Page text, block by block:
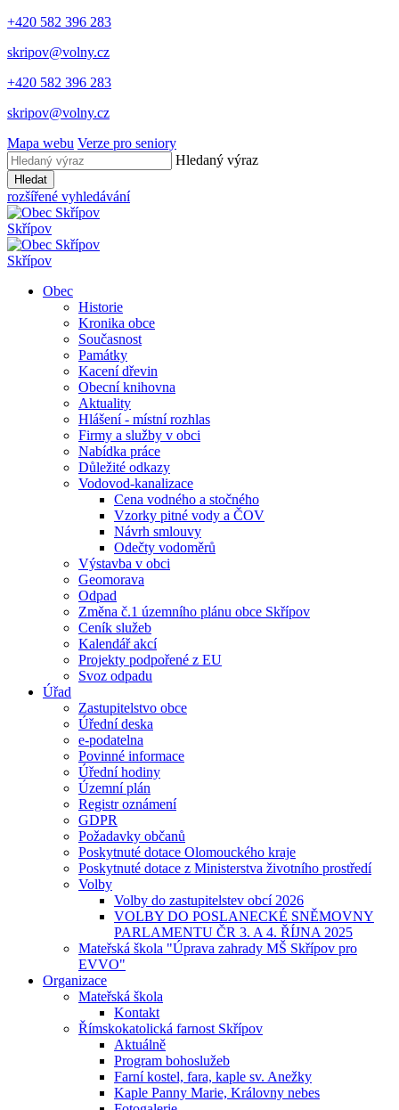
+420 582 396 283
skripov@volny.cz
+420 582 396 283
skripov@volny.cz
Mapa webu Verze pro seniory
Hledaný výraz
Hledat
rozšířené vyhledávání
Skřípov
Skřípov
Obec
Historie
Kronika obce
Současnost
Památky
Kacení dřevin
Obecní knihovna
Aktuality
Hlášení - místní rozhlas
Firmy a služby v obci
Nabídka práce
Důležité odkazy
Vodovod-kanalizace
Cena vodného a stočného
Vzorky pitné vody a ČOV
Návrh smlouvy
Odečty vodoměrů
Výstavba v obci
Geomorava
Odpad
Změna č.1 územního plánu obce Skřípov
Ceník služeb
Kalendář akcí
Projekty podpořené z EU
Svoz odpadu
Úřad
Zastupitelstvo obce
Úřední deska
e-podatelna
Povinné informace
Úřední hodiny
Územní plán
Registr oznámení
GDPR
Požadavky občanů
Poskytnuté dotace Olomouckého kraje
Poskytnuté dotace z Ministerstva životního prostředí
Volby
Volby do zastupitelstev obcí 2026
VOLBY DO POSLANECKÉ SNĚMOVNY
PARLAMENTU ČR 3. A 4. ŘÍJNA 2025
Mateřská škola "Úprava zahrady MŠ Skřípov pro
EVVO"
Organizace
Mateřská škola
Kontakt
Římskokatolická farnost Skřípov
Aktuálně
Program bohoslužeb
Farní kostel, fara, kaple sv. Anežky
Kaple Panny Marie, Královny nebes